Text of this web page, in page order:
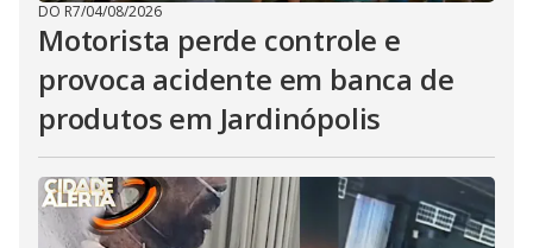
DO R7/04/08/2026
Motorista perde controle e
provoca acidente em banca de
produtos em Jardinópolis